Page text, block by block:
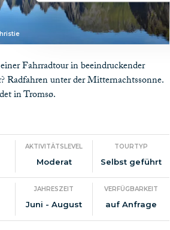
Fahrradtour in beeindruckender
Radfahren unter der Mitternachtssonne.
in Tromsø.
AKTIVITÄTSLEVEL
Moderat
TOURTYP
Selbst geführt
JAHRESZEIT
Juni - August
VERFÜGBARKEIT
auf Anfrage